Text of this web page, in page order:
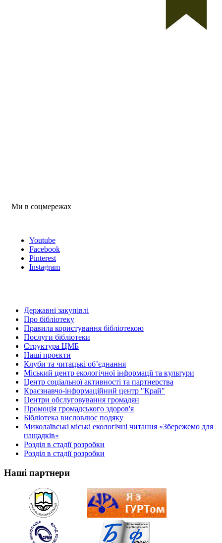
Ми в соцмережах
Youtube
Facebook
Pinterest
Instagram
Державні закупівлі
Про бібліотеку
Правила користування бібліотекою
Послуги бібліотеки
Структура ЦМБ
Наші проєкти
Клуби та читацькі об’єднання
Міський центр екологічної інформації та культури
Центр соціальної активності та партнерства
Краєзнавчо-інформаційний центр "Край"
Центри обслуговування громадян
Промоція громадського здоров'я
Бібліотека висловлює подяку
Миколаївські міські екологічні читання «Збережемо для
нащадків»
Розділ в стадії розробки
Розділ в стадії розробки
Наші партнери